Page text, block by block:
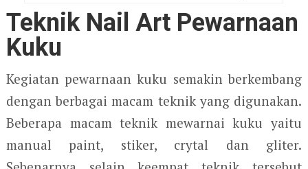
Teknik Nail Art Pewarnaan
Kuku
Kegiatan pewarnaan kuku semakin berkembang
dengan berbagai macam teknik yang digunakan.
Beberapa macam teknik mewarnai kuku yaitu
manual paint, stiker, crytal dan gliter.